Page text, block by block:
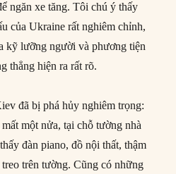
ngăn xe tăng. Tôi chú ý thấy
của Ukraine rất nghiêm chỉnh,
kỹ lưỡng người và phương tiện
thẳng hiện ra rất rõ.
đã bị phá hủy nghiêm trọng:
một nửa, tại chỗ tường nhà
đàn piano, đồ nội thất, thậm
treo trên tường. Cũng có những